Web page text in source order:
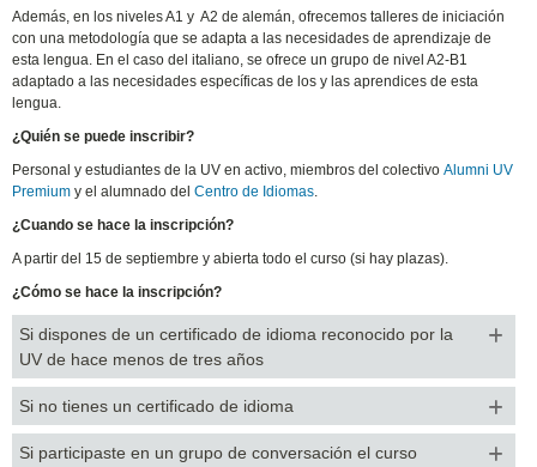
Además, en los niveles A1 y A2 de alemán, ofrecemos talleres de iniciación
con una metodología que se adapta a las necesidades de aprendizaje de
esta lengua. En el caso del italiano, se ofrece un grupo de nivel A2-B1
adaptado a las necesidades específicas de los y las aprendices de esta
lengua.
¿Quién se puede inscribir?
Personal y estudiantes de la UV en activo, miembros del colectivoAlumni UV
Premium y el alumnado delCentro de Idiomas.
¿Cuando se hace la inscripción?
A partir del 15 de septiembre y abierta todo el curso (si hay plazas).
¿Cómo se hace la inscripción?
Si dispones de un certificado de idioma reconocido por la
UV de hace menos de tres años
Si no tienes un certificado de idioma
Si participaste en un grupo de conversación el curso